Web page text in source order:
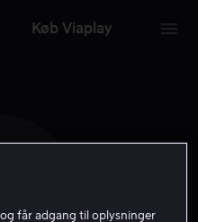
Køb Viaplay
får adgang til oplysninger